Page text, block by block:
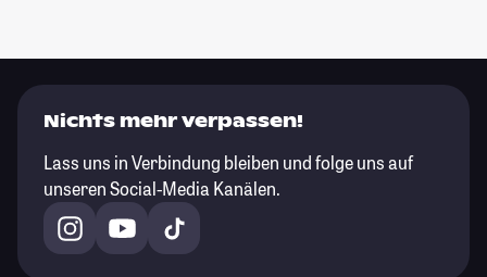
Nichts mehr verpassen!
Lass uns in Verbindung bleiben und folge uns auf
unseren Social-Media Kanälen.